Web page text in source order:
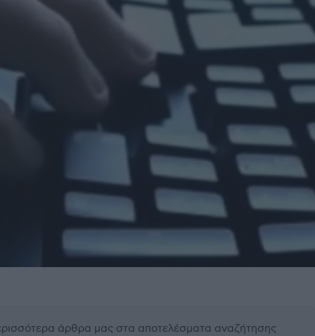
άρθρα μας στα αποτελέσματα αναζήτησης